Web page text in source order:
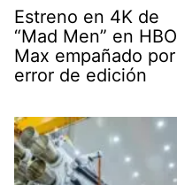
Estreno en 4K de
“Mad Men” en HBO
Max empañado por
error de edición